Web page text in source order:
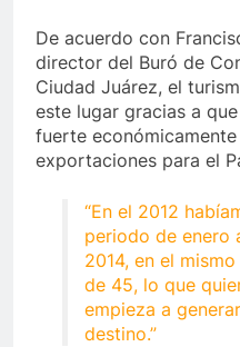
De acuerdo con
director del Buró de
Ciudad Juárez, el
este lugar gracias a
fuerte
exportaciones para el
“En el 2012
periodo de enero
2014, en el
de 45, lo que
empieza a
destino.”